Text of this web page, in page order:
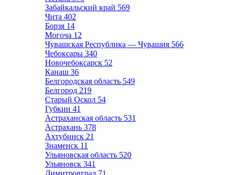
Забайкальский край 569
Чита 402
Борзя 14
Могоча 12
Чувашская Республика — Чувашия 566
Чебоксары 340
Новочебоксарск 52
Канаш 36
Белгородская область 549
Белгород 219
Старый Оскол 54
Губкин 41
Астраханская область 531
Астрахань 378
Ахтубинск 21
Знаменск 11
Ульяновская область 520
Ульяновск 341
Димитровград 71